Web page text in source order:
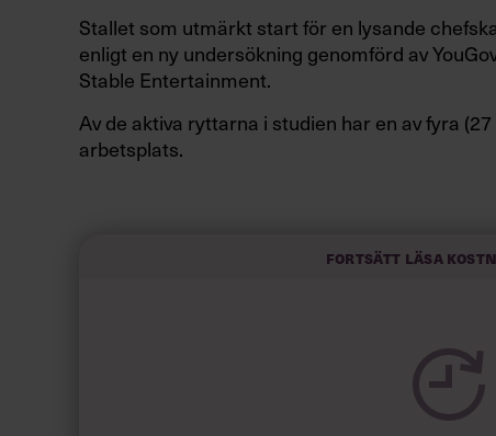
Stallet som utmärkt start för en lysande
enligt en ny undersökning genomförd av
Stable Entertainment.
Av de aktiva ryttarna i studien har en av fyra
arbetsplats.
Therése Forssell Lagerstam
,
Fortsätt läsa